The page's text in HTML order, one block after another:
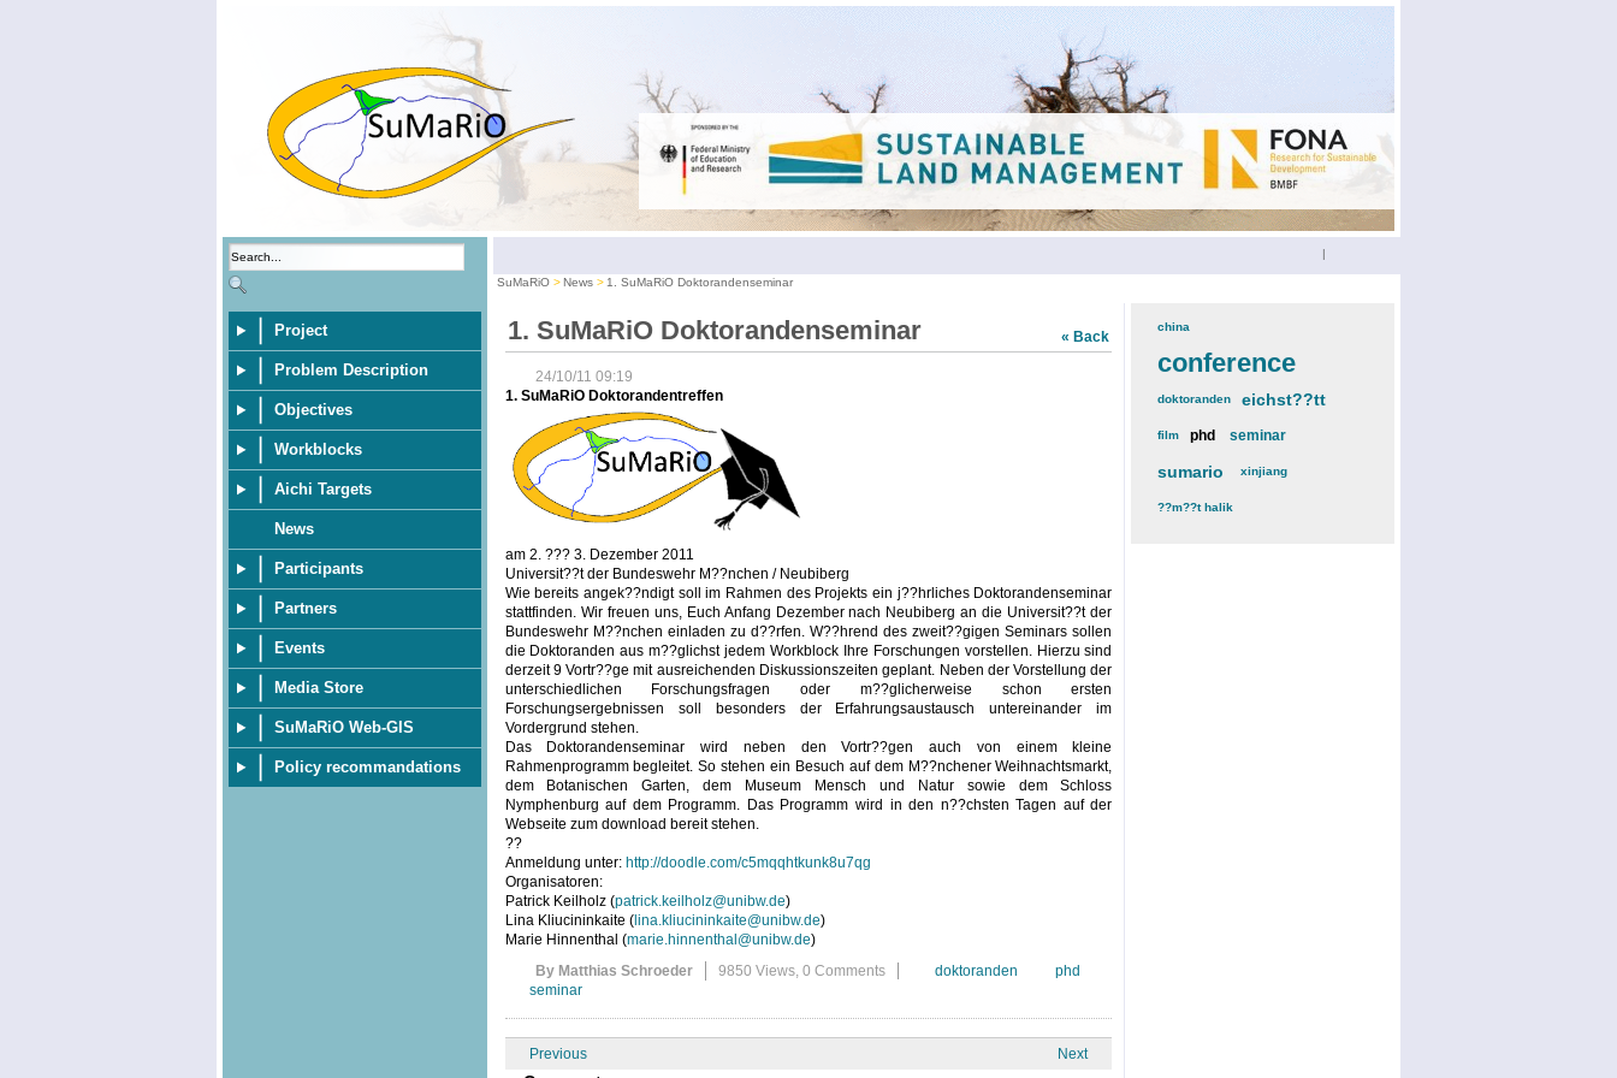
Project
Problem Description
Objectives
Workblocks
Aichi Targets
News
Participants
Partners
Events
Media Store
SuMaRiO Web-GIS
Policy recommandations
|
SuMaRiO News 1. SuMaRiO Doktorandenseminar
« Back
1. SuMaRiO Doktorandenseminar
24/10/11 09:19
1. SuMaRiO Doktorandentreffen
am 2. ??? 3. Dezember 2011
Universit??t der Bundeswehr M??nchen / Neubiberg
Wie bereits angek??ndigt soll im Rahmen des Projekts ein j??hrliches Doktorandenseminar
stattfinden. Wir freuen uns, Euch Anfang Dezember nach Neubiberg an die Universit??t der
Bundeswehr M??nchen einladen zu d??rfen. W??hrend des zweit??gigen Seminars sollen
die Doktoranden aus m??glichst jedem Workblock Ihre Forschungen vorstellen. Hierzu sind
derzeit 9 Vortr??ge mit ausreichenden Diskussionszeiten geplant. Neben der Vorstellung der
unterschiedlichen Forschungsfragen oder m??glicherweise schon ersten
Forschungsergebnissen soll besonders der Erfahrungsaustausch untereinander im
Vordergrund stehen.
Das Doktorandenseminar wird neben den Vortr??gen auch von einem kleine
Rahmenprogramm begleitet. So stehen ein Besuch auf dem M??nchener Weihnachtsmarkt,
dem Botanischen Garten, dem Museum Mensch und Natur sowie dem Schloss
Nymphenburg auf dem Programm. Das Programm wird in den n??chsten Tagen auf der
Webseite zum download bereit stehen.
??
Anmeldung unter: http://doodle.com/c5mqqhtkunk8u7qg
Organisatoren:
Patrick Keilholz (patrick.keilholz@unibw.de)
Lina Kliucininkaite (lina.kliucininkaite@unibw.de)
Marie Hinnenthal (marie.hinnenthal@unibw.de)
By Matthias Schroeder
9850 Views, 0 Comments doktoranden
phd
seminar
Previous Next
china(3)
conference(12)
doktoranden(3)eichst??tt
film(2)phd (4)seminar
sumario (6)xinjiang(2)
??m??t halik(2)